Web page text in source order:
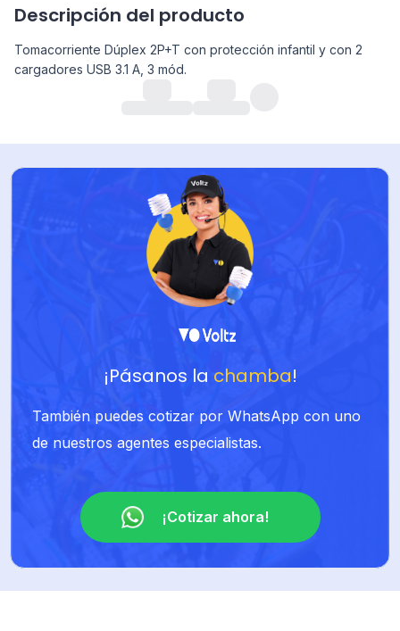
Descripción del producto
Tomacorriente Dúplex 2P+T con protección infantil y con 2
cargadores USB 3.1 A, 3 mód.
¡Pásanos la chamba!
También puedes cotizar por WhatsApp con uno
de nuestros agentes especialistas.
¡Cotizar ahora!